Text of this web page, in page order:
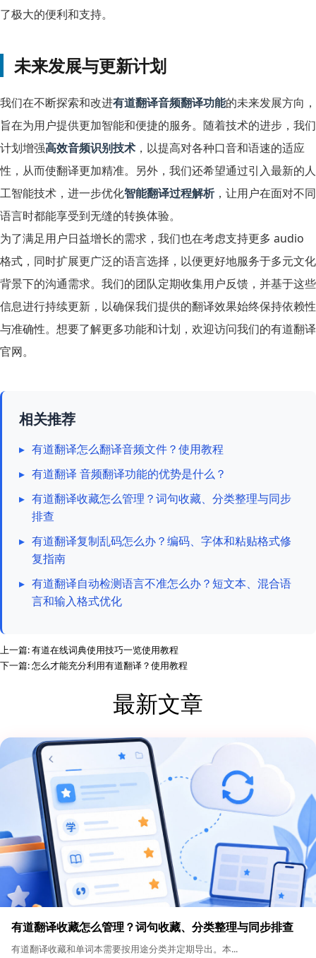
了极大的便利和支持。
未来发展与更新计划
我们在不断探索和改进有道翻译音频翻译功能的未来发展方向，
旨在为用户提供更加智能和便捷的服务。随着技术的进步，我们
计划增强高效音频识别技术 ，以提高对各种口音和语速的适应
性，从而使翻译更加精准。另外，我们还希望通过引入最新的人
工智能技术，进一步优化智能翻译过程解析，让用户在面对不同
语言时都能享受到无缝的转换体验。
为了满足用户日益增长的需求，我们也在考虑支持更多 audio
格式，同时扩展更广泛的语言选择，以便更好地服务于多元文化
背景下的沟通需求。我们的团队定期收集用户反馈，并基于这些
信息进行持续更新，以确保我们提供的翻译效果始终保持依赖性
与准确性。想要了解更多功能和计划，欢迎访问我们的有道翻译
官网。
相关推荐
▸ 有道翻译怎么翻译音频文件？使用教程
▸ 有道翻译 音频翻译功能的优势是什么？
▸ 有道翻译收藏怎么管理？词句收藏、分类整理与同步
排查
▸ 有道翻译复制乱码怎么办？编码、字体和粘贴格式修
复指南
▸ 有道翻译自动检测语言不准怎么办？短文本、混合语
言和输入格式优化
上一篇:有道在线词典使用技巧一览使用教程
下一篇:怎么才能充分利用有道翻译？使用教程
最新文章
有道翻译收藏怎么管理？词句收藏、分类整理与同步排查
有道翻译收藏和单词本需要按用途分类并定期导出。本...